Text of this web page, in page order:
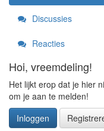
Discussies
Reacties
Hoi, vreemdeling!
Het lijkt erop dat je hier
om je aan te melden!
Inloggen